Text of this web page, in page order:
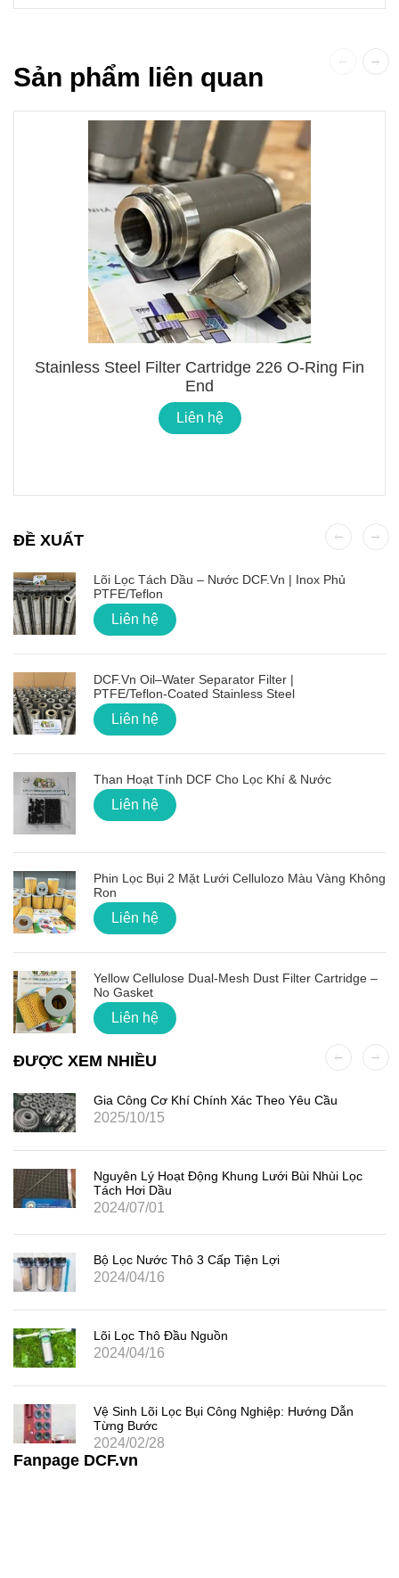
Sản phẩm liên quan
Stainless Steel Filter Cartridge 226 O-Ring Fin
End
Liên hệ
ĐỀ XUẤT
Lõi Lọc Tách Dầu – Nước DCF.vn | Inox Phủ
PTFE/Teflon
Liên hệ
DCF.vn Oil–Water Separator Filter |
PTFE/Teflon‑Coated Stainless Steel
Liên hệ
Than Hoạt Tính DCF Cho Lọc Khí & Nước
Liên hệ
Phin Lọc Bụi 2 Mặt Lưới Cellulozo Màu Vàng Không
Ron
Liên hệ
Yellow Cellulose Dual-Mesh Dust Filter Cartridge –
No Gasket
Liên hệ
ĐƯỢC XEM NHIỀU
Gia Công Cơ Khí Chính Xác Theo Yêu Cầu
2025/10/15
Nguyên Lý Hoạt Động Khung Lưới Bùi Nhùi Lọc
Tách Hơi Dầu
2024/07/01
Bộ Lọc Nước Thô 3 Cấp Tiện Lợi
2024/04/16
Lõi Lọc Thô Đầu Nguồn
2024/04/16
Vệ Sinh Lõi Lọc Bụi Công Nghiệp: Hướng Dẫn
Từng Bước
2024/02/28
Fanpage DCF.vn